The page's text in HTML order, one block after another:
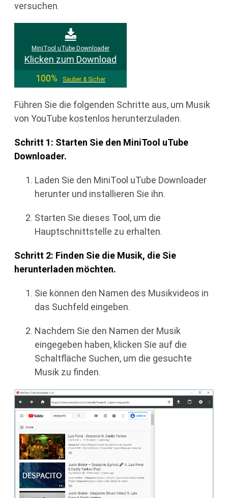
versuchen.
MiniTool uTube Downloader
Klicken zum Download
100%
Sauber & Sicher
Führen Sie die folgenden Schritte aus, um Musik
von YouTube kostenlos herunterzuladen.
Schritt 1: Starten Sie den MiniTool uTube
Downloader.
Laden Sie den MiniTool uTube Downloader
herunter und installieren Sie ihn.
Starten Sie dieses Tool, um die
Hauptschnittstelle zu erhalten.
Schritt 2: Finden Sie die Musik, die Sie
herunterladen möchten.
Sie können den Namen des Musikvideos in
das Suchfeld eingeben.
Nachdem Sie den Namen der Musik
eingegeben haben, klicken Sie auf die
Schaltfläche Suchen, um die gesuchte
Musik zu finden.